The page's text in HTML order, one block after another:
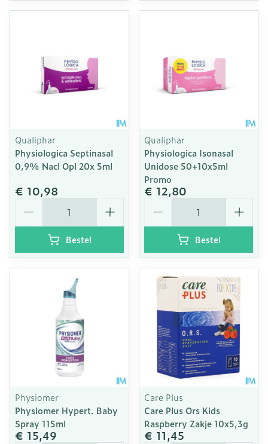
Qualiphar
Physiologica Septinasal
0,9% Nacl Opl 20x 5ml
€ 10,98
Bestel
Qualiphar
Physiologica Isonasal
Unidose 50+10x5ml
Promo
€ 12,80
Bestel
Physiomer
Physiomer Hypert. Baby
Spray 115ml
€ 15,49
Care Plus
Care Plus Ors Kids
Raspberry Zakje 10x5,3g
€ 11,45